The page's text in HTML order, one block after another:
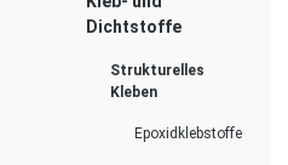
Dichtstoffe
Strukturelles
Kleben
Epoxidklebstoffe